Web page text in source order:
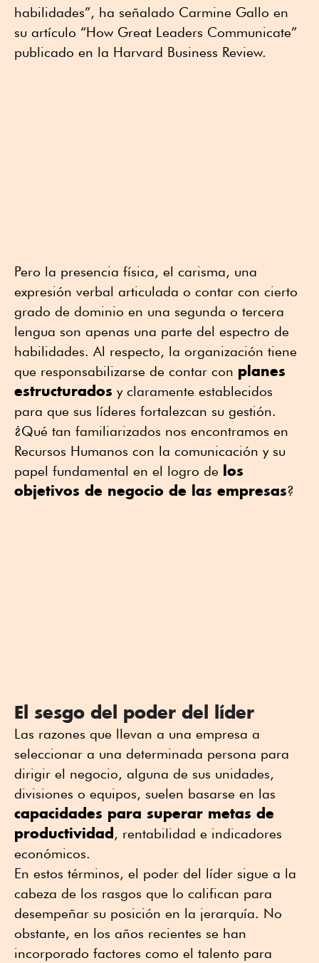
habilidades”, ha señalado Carmine Gallo en
su artículo “How Great Leaders Communicate”
publicado en la Harvard Business Review.
Pero la presencia física, el carisma, una
expresión verbal articulada o contar con cierto
grado de dominio en una segunda o tercera
lengua son apenas una parte del espectro de
habilidades. Al respecto, la organización tiene
que responsabilizarse de contar con planes
estructurados y claramente establecidos
para que sus líderes fortalezcan su gestión.
¿Qué tan familiarizados nos encontramos en
Recursos Humanos con la comunicación y su
papel fundamental en el logro de los
objetivos de negocio de las empresas?
El sesgo del poder del líder
Las razones que llevan a una empresa a
seleccionar a una determinada persona para
dirigir el negocio, alguna de sus unidades,
divisiones o equipos, suelen basarse en las
capacidades para superar metas de
productividad , rentabilidad e indicadores
económicos.
En estos términos, el poder del líder sigue a la
cabeza de los rasgos que lo califican para
desempeñar su posición en la jerarquía. No
obstante, en los años recientes se han
incorporado factores como el talento para